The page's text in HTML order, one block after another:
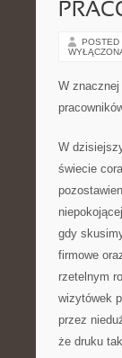
POSTED
W
W
świecie
gdy
firmowe
rzetelnym
wizytówek
przez
że druku